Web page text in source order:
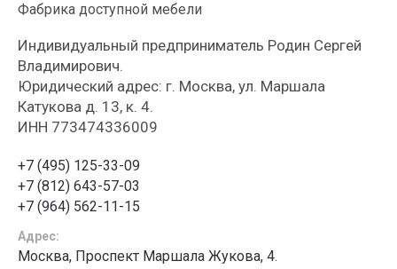
Фабрика доступной мебели
Индивидуальный предприниматель Родин Сергей
Владимирович.
Юридический адрес: г. Москва, ул. Маршала
Катукова д. 13, к. 4.
ИНН 773474336009
+7 (495) 125-33-09
+7 (812) 643-57-03
+7 (964) 562-11-15
Адрес:
Москва, Проспект Маршала Жукова, 4.